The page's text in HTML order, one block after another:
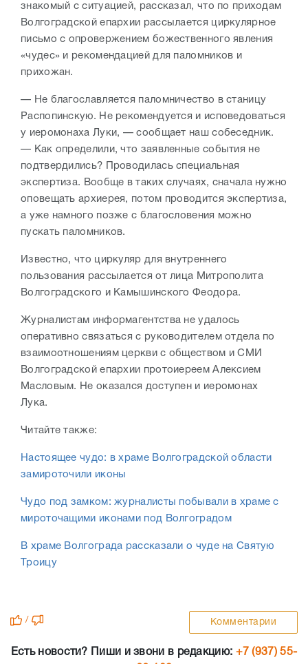
знакомый с ситуацией, рассказал, что по приходам
Волгоградской епархии рассылается циркулярное
письмо с опровержением божественного явления
«чудес» и рекомендацией для паломников и
прихожан.
— Не благославляется паломничество в станицу
Распопинскую. Не рекомендуется и исповедоваться
у иеромонаха Луки, — сообщает наш собеседник.
— Как определили, что заявленные события не
подтвердились? Проводилась специальная
экспертиза. Вообще в таких случаях, сначала нужно
оповещать архиерея, потом проводится экспертиза,
а уже намного позже с благословения можно
пускать паломников.
Известно, что циркуляр для внутреннего
пользования рассылается от лица Митрополита
Волгоградского и Камышинского Феодора.
Журналистам информагентства не удалось
оперативно связаться с руководителем отдела по
взаимоотношениям церкви с обществом и СМИ
Волгоградской епархии протоиереем Алексием
Масловым. Не оказался доступен и иеромонах
Лука.
Читайте также:
Настоящее чудо: в храме Волгоградской области
замироточили иконы
Чудо под замком: журналисты побывали в храме с
мироточащими иконами под Волгоградом
В храме Волгограда рассказали о чуде на Святую
Троицу
/ Комментарии
Есть новости? Пиши и звони в редакцию: +7 (937) 55-